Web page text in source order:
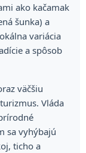
ako kačamak
šunka) a
variácia
a spôsob
väčšiu
Vláda
sa vyhýbajú
ticho a